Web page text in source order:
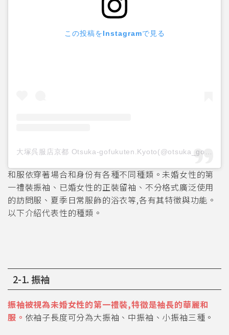
この投稿をInstagramで見る
和服依穿著場合和身份有各種不同種類。未婚女性的第
一禮裝振袖、已婚女性的正裝留袖、不分格式廣泛使用
的訪問服、夏季日常服飾的浴衣等,各有其特徵與功能。
以下介紹代表性的種類。
2-1. 振袖
振袖被視為未婚女性的第一禮裝,特徵是袖長的華麗和
服。 依袖子長度可分為大振袖、中振袖、小振袖三種。